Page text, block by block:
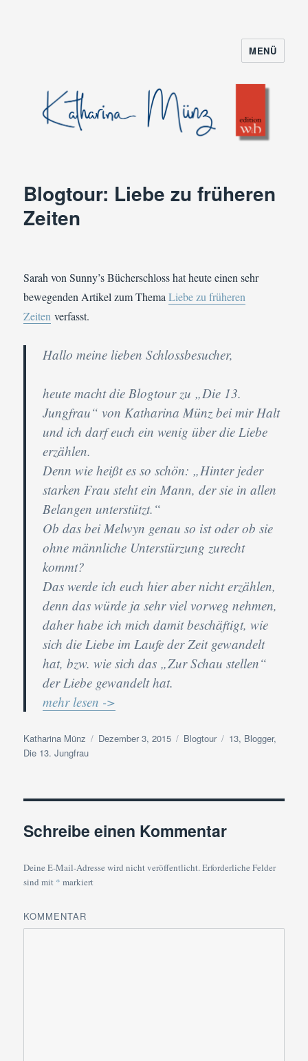
MENÜ
Blogtour: Liebe zu früheren
Zeiten
Sarah von Sunny’s Bücherschloss hat heute einen sehr
bewegenden Artikel zum ThemaLiebe zu früheren
Zeiten verfasst.
Hallo meine lieben Schlossbesucher,
heute macht die Blogtour zu „Die 13.
Jungfrau“ von Katharina Münz bei mir Halt
und ich darf euch ein wenig über die Liebe
erzählen.
Denn wie heißt es so schön: „Hinter jeder
starken Frau steht ein Mann, der sie in allen
Belangen unterstützt.“
Ob das bei Melwyn genau so ist oder ob sie
ohne männliche Unterstürzung zurecht
kommt?
Das werde ich euch hier aber nicht erzählen,
denn das würde ja sehr viel vorweg nehmen,
daher habe ich mich damit beschäftigt, wie
sich die Liebe im Laufe der Zeit gewandelt
hat, bzw. wie sich das „Zur Schau stellen“
der Liebe gewandelt hat.
mehr lesen ->
Autor
Katharina Münz
Veröffentlicht
Dezember 3, 2015 Kategorien
Blogtour Schlagwörter
13, Blogger,
Die 13. Jungfrau
Schreibe einen Kommentar
Deine E-Mail-Adresse wird nicht veröffentlicht.Erforderliche Felder
sind mit * markiert
KOMMENTAR